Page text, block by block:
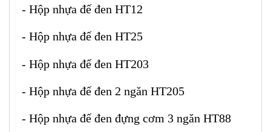
- Hộp nhựa đế đen HT12
- Hộp nhựa đế đen HT25
- Hộp nhựa đế đen HT203
- Hộp nhựa đế đen 2 ngăn HT205
- Hộp nhựa đế đen đựng cơm 3 ngăn HT88